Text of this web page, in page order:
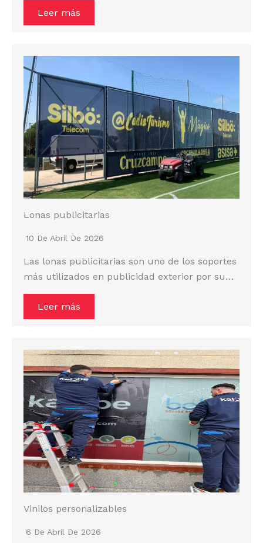
Leer más
Lonas publicitarias
10 De Abril De 2026
Las lonas publicitarias son uno de los soportes
más utilizados en publicidad exterior por su…
Leer más
Vinilos personalizables
6 De Abril De 2026